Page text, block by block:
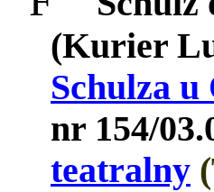
(Kurier
Schulza
nr 154/
teatralny